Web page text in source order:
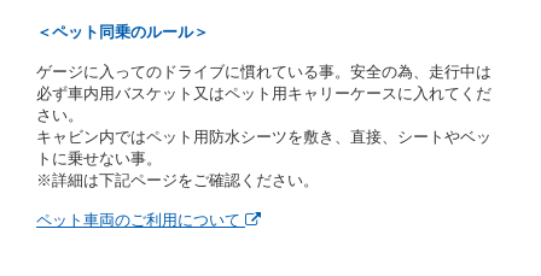
レジットカード若しくは現金による支払いを求め、又
借受人は契約後の借受期間の延長はできないものとし
ます。
当社は、借受人又は運転者が前3項に従わない場合
は、貸渡契約の締結を拒絶するとともに、予約を取消
すことができるものとします。なお、この場合の予約
のとします。
＜ペット同乗のルール＞
ゲージに入ってのドライブに慣れている事。安全の為、走行中は
必ず車内用バスケット又はペット用キャリーケースに入れてくだ
さい。
キャビン内ではペット用防水シーツを敷き、直接、シートやベッ
トに乗せない事。
※詳細は下記ページをご確認ください。
ペット車両のご利用について